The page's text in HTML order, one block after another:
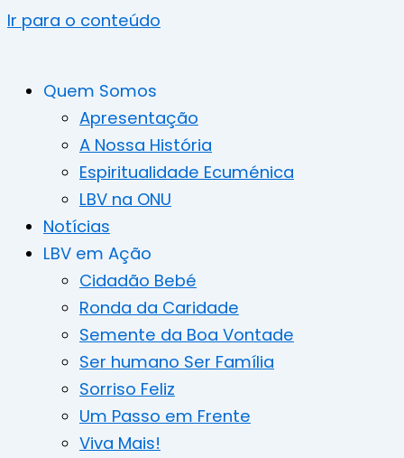
Ir para o conteúdo
Quem Somos
Apresentação
A Nossa História
Espiritualidade Ecuménica
LBV na ONU
Notícias
LBV em Ação
Cidadão Bebé
Ronda da Caridade
Semente da Boa Vontade
Ser humano Ser Família
Sorriso Feliz
Um Passo em Frente
Viva Mais!